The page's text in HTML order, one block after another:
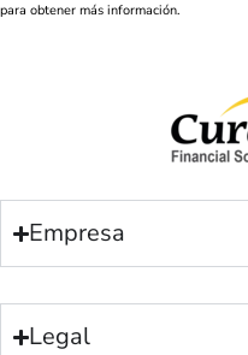
para obtener más información.
Empresa
Legal